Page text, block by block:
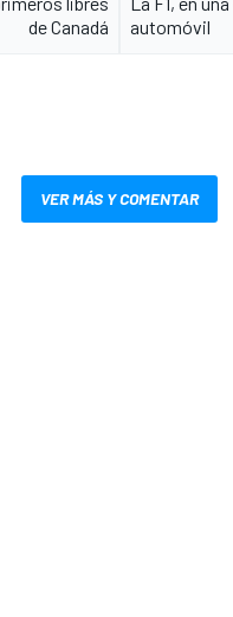
de Canadá
automóvil
VER MÁS Y COMENTAR